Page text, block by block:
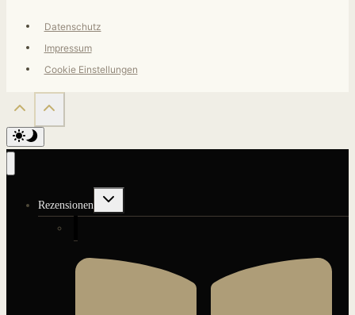
Datenschutz
Impressum
Cookie Einstellungen
Rezensionen
Untermenü